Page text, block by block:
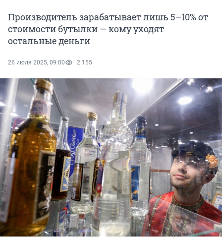
Производитель зарабатывает лишь 5–10% от
стоимости бутылки — кому уходят
остальные деньги
26 июля 2025, 09:00 2 155